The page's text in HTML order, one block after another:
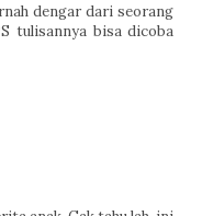
dengar dari seorang
tulisannya bisa dicoba